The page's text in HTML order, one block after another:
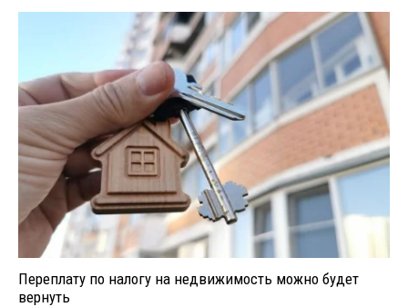
Переплату по налогу на недвижимость можно будет
вернуть